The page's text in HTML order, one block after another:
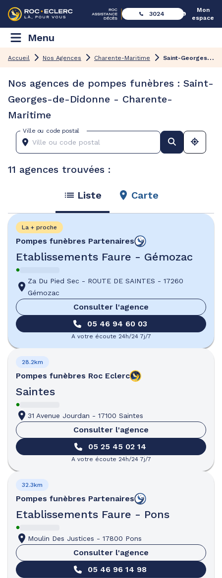
3024
Mon
espace
Menu
Accueil Nos Agences Charente-Maritime S
aint-Georges-de-Didonne
Nos agences de pompes funèbres : Saint-
Georges-de-Didonne - Charente-
Maritime
Ville ou code postal
11 agences trouvées :
Liste Carte
Pompes funèbres Partenaires
Etablissements Faure - Gémozac
La + proche
Za Du Pied Sec - ROUTE DE SAINTES - 17260
Gémozac
Consulter l'agence
05 46 94 60 03
A votre écoute 24h/24 7j/7
Pompes funèbres Roc Eclerc
Saintes
28.2km
31 Avenue Jourdan - 17100 Saintes
Consulter l'agence
05 25 45 02 14
A votre écoute 24h/24 7j/7
Pompes funèbres Partenaires
Etablissements Faure - Pons
32.3km
Moulin Des Justices - 17800 Pons
Consulter l'agence
05 46 96 14 98